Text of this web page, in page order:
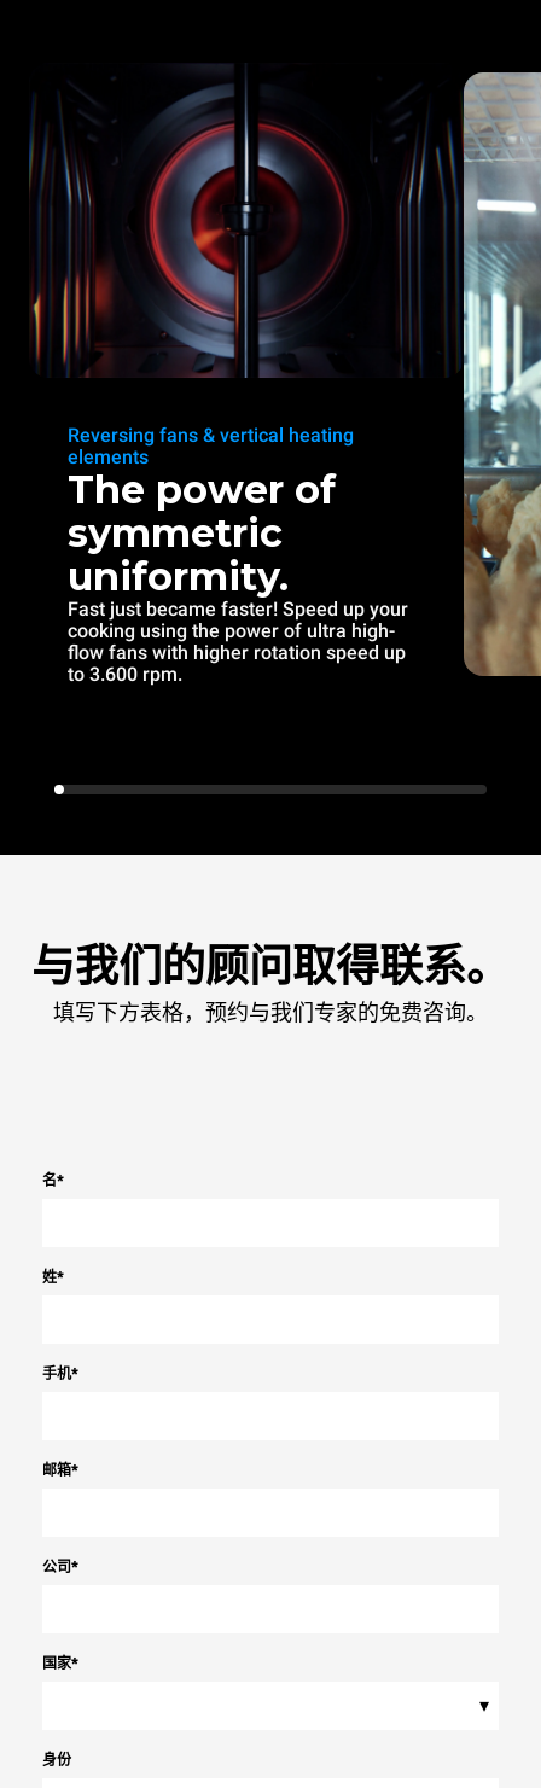
Reversing fans & vertical heating
elements
The power of
symmetric
uniformity.
Fast just became faster! Speed up your
cooking using the power of ultra high-
flow fans with higher rotation speed up
to 3.600 rpm.
与我们的顾问取得联系。
填写下方表格，预约与我们专家的免费咨询。
名*
姓*
手机*
邮箱*
公司*
国家*
▾
身份